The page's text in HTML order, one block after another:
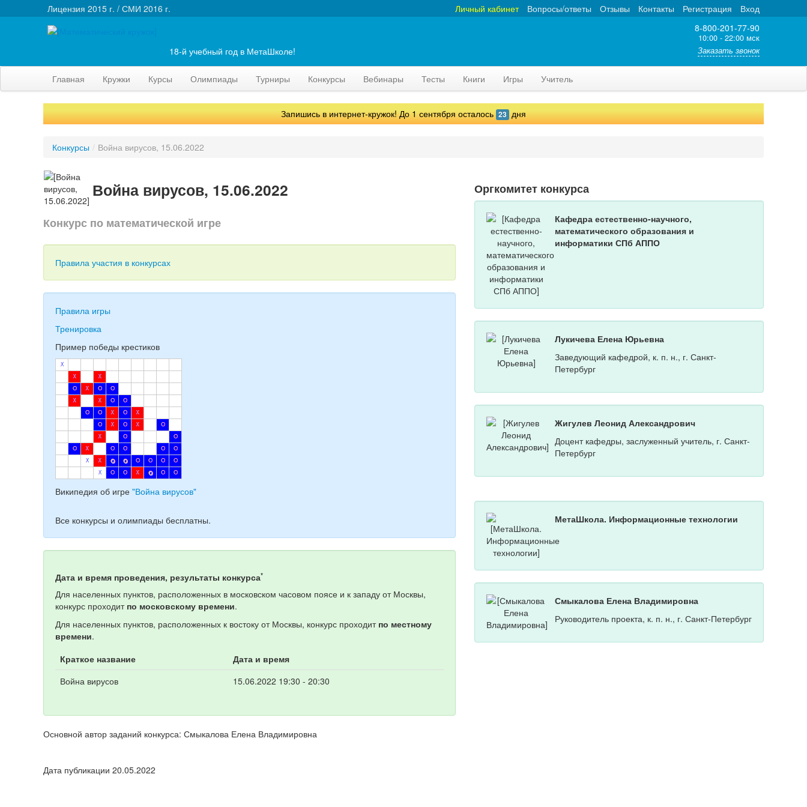
Лицензия 2015 г. / СМИ 2016 г. Вход
Регистрация
Контакты
Отзывы
Вопросы/ответы
Личный кабинет
8-800-201-77-90
10:00 - 22:00 мск
Заказать звонок
18-й учебный год в МетаШколе!
Главная Кружки Курсы Олимпиады Турниры Конкурсы Вебинары Тесты Книги Игры Учитель
Запишись в интернет-кружок! До 1 сентября осталось 23 дня
Конкурсы / Война вирусов, 15.06.2022
Война вирусов, 15.06.2022
Конкурс по математической игре
Правила участия в конкурсах
Правила игры
Тренировка
Пример победы крестиков
Википедия об игре "Война вирусов"
Все конкурсы и олимпиады бесплатны.
Дата и время проведения, результаты конкурса*
Для населенных пунктов, расположенных в московском часовом поясе и к западу от Москвы,
конкурс проходит по московскому времени.
Для населенных пунктов, расположенных к востоку от Москвы, конкурс проходит по местному
времени.
Краткое название
Дата и время
Война вирусов
15.06.2022 19:30 - 20:30
Основной автор заданий конкурса: Смыкалова Елена Владимировна
Оргкомитет конкурса
Кафедра естественно-научного,
математического образования и
информатики СПб АППО
Лукичева Елена Юрьевна
Заведующий кафедрой, к. п. н., г. Санкт-
Петербург
Жигулев Леонид Александрович
Доцент кафедры, заслуженный учитель, г. Санкт-
Петербург
МетаШкола. Информационные технологии
Смыкалова Елена Владимировна
Руководитель проекта, к. п. н., г. Санкт-Петербург
Дата публикации 20.05.2022